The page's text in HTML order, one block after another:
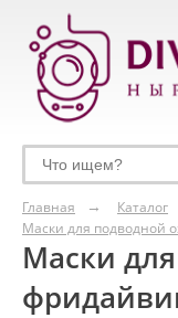
Главная Каталог
Маски для подводной
Маски